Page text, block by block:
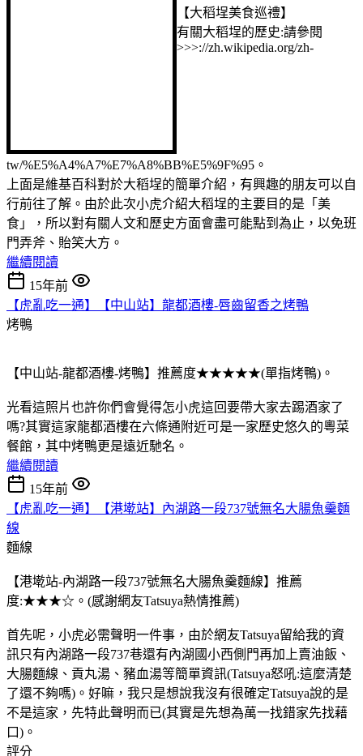
【大稻埕美食巡禮】
有關大稻埕的歷史:請參閱
>>>://zh.wikipedia.org/zh-
tw/%E5%A4%A7%E7%A8%BB%E5%9F%95。
上面是維基百科對於大稻埕的簡單介紹，有興趣的朋友可以自
行前往了解。由於此次小虎介紹大稻埕的主要目的是「美
食」，所以對有關人文和歷史方面會盡可能點到為止，以免班
門弄斧、貽笑大方。
繼續閱讀
15年前
【虎亂吃一通】【中山站】龍都酒樓-唇齒留香之烤鴨
烤鴨
【中山站-龍都酒樓-烤鴨】推薦度★★★★★(單指烤鴨)。
光看這照片也許你們會覺得怎小虎這回要帶大家去踢酒家了
嗎?其實這家龍都酒樓在六條通附近可是一家歷史悠久的粵菜
餐館，其中烤鴨更是遠近馳名。
繼續閱讀
15年前
【虎亂吃一通】【港墘站】內湖路一段737號無名大腸魚羹麵
線
麵線
【港墘站-內湖路一段737號無名大腸魚羹麵線】推薦
度:★★★☆。(感謝網友Tatsuya熱情推薦)
首先呢，小虎必需聲明一件事，由於網友Tatsuya留給我的資
訊只有內湖路一段737巷還有內湖國小西側門再加上賣油飯、
大腸麵線、貢丸湯、豬血湯等簡單資訊(Tatsuya怒吼:這麼清楚
了還不夠嗎)。好嘛，我只是想說我沒有很確定Tatsuya說的是
不是這家，先特此聲明而已(其實是先想為萬一找錯家先找藉
口)。
評分